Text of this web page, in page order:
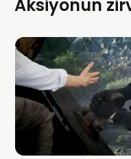
Aksiyonun